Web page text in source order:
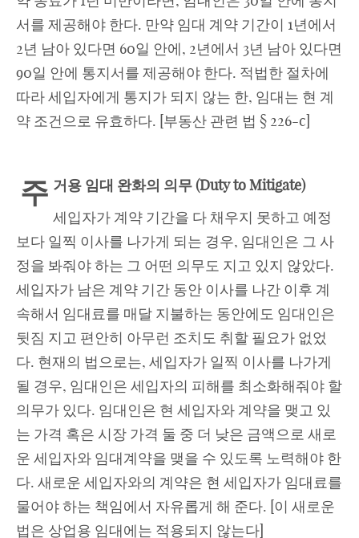
서를 제공해야 한다. 만약 임대 계약 기간이 1년에서
2년 남아 있다면 60일 안에, 2년에서 3년 남아 있다면
90일 안에 통지서를 제공해야 한다. 적법한 절차에
따라 세입자에게 통지가 되지 않는 한, 임대는 현 계
약 조건으로 유효하다. [부동산 관련 법 § 226-c]
주 거용 임대 완화의 의무 (Duty to Mitigate)
세입자가 계약 기간을 다 채우지 못하고 예정
보다 일찍 이사를 나가게 되는 경우, 임대인은 그 사
정을 봐줘야 하는 그 어떤 의무도 지고 있지 않았다.
세입자가 남은 계약 기간 동안 이사를 나간 이후 계
속해서 임대료를 매달 지불하는 동안에도 임대인은
뒷짐 지고 편안히 아무런 조치도 취할 필요가 없었
다. 현재의 법으로는, 세입자가 일찍 이사를 나가게
될 경우, 임대인은 세입자의 피해를 최소화해줘야 할
의무가 있다. 임대인은 현 세입자와 계약을 맺고 있
는 가격 혹은 시장 가격 둘 중 더 낮은 금액으로 새로
운 세입자와 임대계약을 맺을 수 있도록 노력해야 한
다. 새로운 세입자와의 계약은 현 세입자가 임대료를
물어야 하는 책임에서 자유롭게 해 준다. [이 새로운
법은 상업용 임대에는 적용되지 않는다]